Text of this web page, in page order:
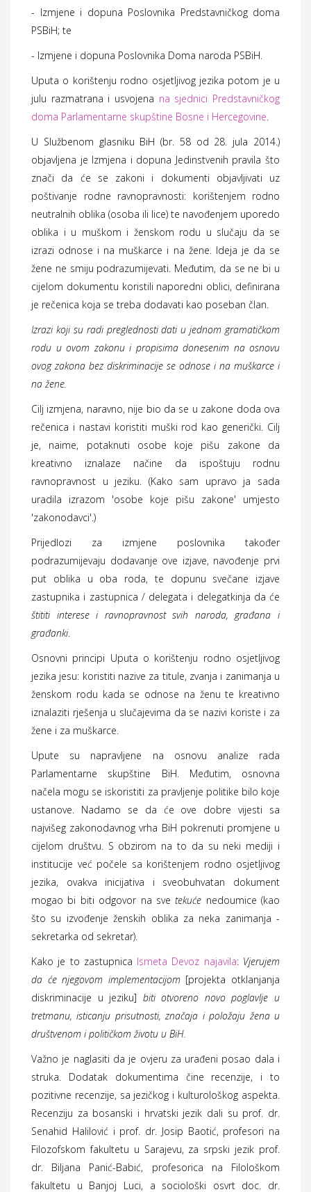
- Izmjene i dopuna Poslovnika Predstavničkog doma
PSBiH; te
- Izmjene i dopuna Poslovnika Doma naroda PSBiH.
Uputa o korištenju rodno osjetljivog jezika potom je u
julu razmatrana i usvojena na sjednici Predstavničkog
doma Parlamentarne skupštine Bosne i Hercegovine.
U Službenom glasniku BiH (br. 58 od 28. jula 2014.)
objavljena je Izmjena i dopuna Jedinstvenih pravila što
znači da će se zakoni i dokumenti objavljivati uz
poštivanje rodne ravnopravnosti: korištenjem rodno
neutralnih oblika (osoba ili lice) te navođenjem uporedo
oblika i u muškom i ženskom rodu u slučaju da se
izrazi odnose i na muškarce i na žene. Ideja je da se
žene ne smiju podrazumijevati. Međutim, da se ne bi u
cijelom dokumentu koristili naporedni oblici, definirana
je rečenica koja se treba dodavati kao poseban član.
Izrazi koji su radi preglednosti dati u jednom gramatičkom
rodu u ovom zakonu i propisima donesenim na osnovu
ovog zakona bez diskriminacije se odnose i na muškarce i
na žene.
Cilj izmjena, naravno, nije bio da se u zakone doda ova
rečenica i nastavi koristiti muški rod kao generički. Cilj
je, naime, potaknuti osobe koje pišu zakone da
kreativno iznalaze načine da ispoštuju rodnu
ravnopravnost u jeziku. (Kako sam upravo ja sada
uradila izrazom 'osobe koje pišu zakone' umjesto
'zakonodavci'.)
Prijedlozi za izmjene poslovnika također
podrazumijevaju dodavanje ove izjave, navođenje prvi
put oblika u oba roda, te dopunu svečane izjave
zastupnika i zastupnica / delegata i delegatkinja da će
štititi interese i ravnopravnost svih naroda, građana i
građanki.
Osnovni principi Uputa o korištenju rodno osjetljivog
jezika jesu: koristiti nazive za titule, zvanja i zanimanja u
ženskom rodu kada se odnose na ženu te kreativno
iznalaziti rješenja u slučajevima da se nazivi koriste i za
žene i za muškarce.
Upute su napravljene na osnovu analize rada
Parlamentarne skupštine BiH. Međutim, osnovna
načela mogu se iskoristiti za pravljenje politike bilo koje
ustanove. Nadamo se da će ove dobre vijesti sa
najvišeg zakonodavnog vrha BiH pokrenuti promjene u
cijelom društvu. S obzirom na to da su neki mediji i
institucije već počele sa korištenjem rodno osjetljivog
jezika, ovakva inicijativa i sveobuhvatan dokument
mogao bi biti odgovor na svetekuće nedoumice (kao
što su izvođenje ženskih oblika za neka zanimanja -
sekretarka od sekretar).
Kako je to zastupnica Ismeta Devoz najavila: Vjerujem
da će njegovom implementacijom [projekta otklanjanja
diskriminacije u jeziku] biti otvoreno novo poglavlje u
tretmanu, isticanju prisutnosti, značaja i položaju žena u
društvenom i političkom životu u BiH.
Važno je naglasiti da je ovjeru za urađeni posao dala i
struka. Dodatak dokumentima čine recenzije, i to
pozitivne recenzije, sa jezičkog i kulturološkog aspekta.
Recenziju za bosanski i hrvatski jezik dali su prof. dr.
Senahid Halilović i prof. dr. Josip Baotić, profesori na
Filozofskom fakultetu u Sarajevu, za srpski jezik prof.
dr. Biljana Panić-Babić, profesorica na Filološkom
fakultetu u Banjoj Luci, a sociološki osvrt doc. dr.